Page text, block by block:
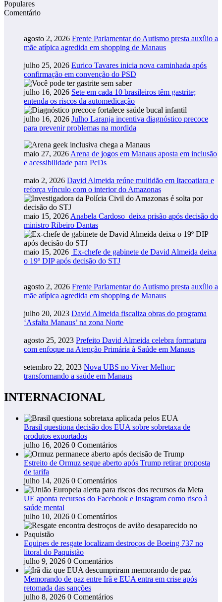
Populares
Comentário
agosto 2, 2026 Frente Parlamentar do Autismo presta auxílio a
mãe atípica agredida em shopping de Manaus
julho 25, 2026 Eurico Tavares inicia nova caminhada após
confirmação em convenção do PSD
julho 16, 2026 Sete em cada 10 brasileiros têm gastrite;
entenda os riscos da automedicação
julho 16, 2026 Julho Laranja incentiva diagnóstico precoce
para prevenir problemas na mordida
maio 27, 2026 Arena de jogos em Manaus aposta em inclusão
e acessibilidade para PcDs
maio 2, 2026 David Almeida reúne multidão em Itacoatiara e
reforça vínculo com o interior do Amazonas
maio 15, 2026 Anabela Cardoso deixa prisão após decisão do
ministro Ribeiro Dantas
maio 15, 2026 Ex-chefe de gabinete de David Almeida deixa
o 19º DIP após decisão do STJ
agosto 2, 2026 Frente Parlamentar do Autismo presta auxílio a
mãe atípica agredida em shopping de Manaus
julho 20, 2023 David Almeida fiscaliza obras do programa
‘Asfalta Manaus’ na zona Norte
agosto 25, 2023 Prefeito David Almeida celebra formatura
com enfoque na Atenção Primária à Saúde em Manaus
setembro 22, 2023 Nova UBS no Viver Melhor:
transformando a saúde em Manaus
INTERNACIONAL
Brasil questiona decisão dos EUA sobre sobretaxa de
produtos exportados
julho 16, 2026 0 Comentários
Estreito de Ormuz segue aberto após Trump retirar proposta
de tarifa
julho 14, 2026 0 Comentários
UE aponta recursos do Facebook e Instagram como risco à
saúde mental
julho 10, 2026 0 Comentários
Equipes de resgate localizam destroços de Boeing 737 no
litoral do Paquistão
julho 9, 2026 0 Comentários
Memorando de paz entre Irã e EUA entra em crise após
retomada das sanções
julho 8, 2026 0 Comentários